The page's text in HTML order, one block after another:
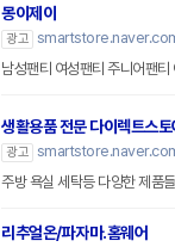
몽이제이
광고
남성팬티 여성팬티 주니어팬
생활용품 전문 다이렉트스토
광고
주방 욕실 세탁등 다양한 제품
리추얼온/파자마.홈웨어